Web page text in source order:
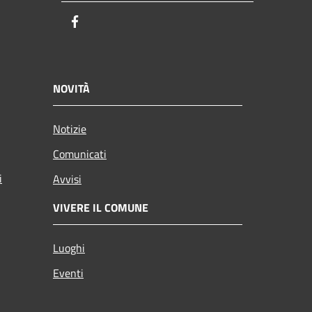
NOVITÀ
Notizie
Comunicati
Avvisi
VIVERE IL COMUNE
Luoghi
Eventi